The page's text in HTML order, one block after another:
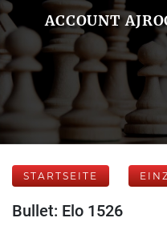
ACCOUNT
STARTSEITE
Bullet: Elo 1526